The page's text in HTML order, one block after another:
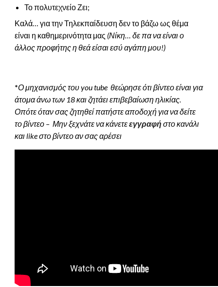
Το πολυτεχνείο Ζει;
Καλά… για την Τηλεκπαίδευση δεν το βάζω ως θέμα
είναι η καθημερινότητα μας (Νίκη… δε πα να είναι ο
άλλος προφήτης η θεά είσαι εσύ αγάπη μου!)
*Ο μηχανισμός του you tube θεώρησε ότι βίντεο είναι για
άτομα άνω των 18 και ζητάει επιβεβαίωση ηλικίας.
Οπότε όταν σας ζητηθεί πατήστε αποδοχή για να δείτε
το βίντεο – Μην ξεχνάτε να κάνετεεγγραφή στο κανάλι
και like στο βίντεο αν σας αρέσει